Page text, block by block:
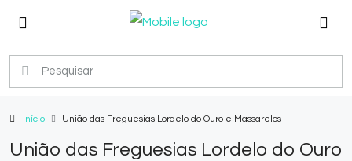
Início União das Freguesias Lordelo do Ouro e Massarelos
União das Freguesias Lordelo do Ouro